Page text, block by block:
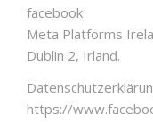
facebook
Meta Platforms
Dublin 2, Irland.
https://